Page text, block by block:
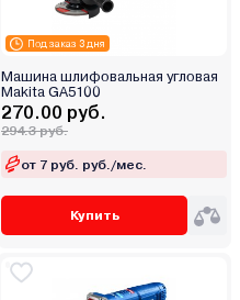
Под заказ 3 дня
Машина шлифовальная угловая
Makita GA5100
270.00 руб.
294.3 руб.
от 7 руб. руб./мес.
Купить